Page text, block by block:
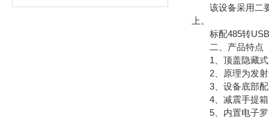
该设备采用二要
上。
标配485转USB
二、产品特点
1、顶盖隐藏式
2、原理为发射
3、设备底部配
4、减震手提箱
5、内置电子罗